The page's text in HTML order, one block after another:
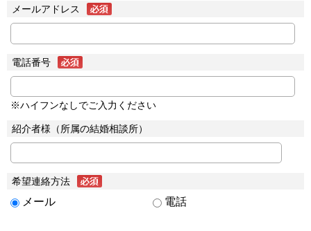
メールアドレス
電話番号
※ハイフンなしでご入力ください
紹介者様（所属の結婚相談所）
希望連絡方法
メール 電話